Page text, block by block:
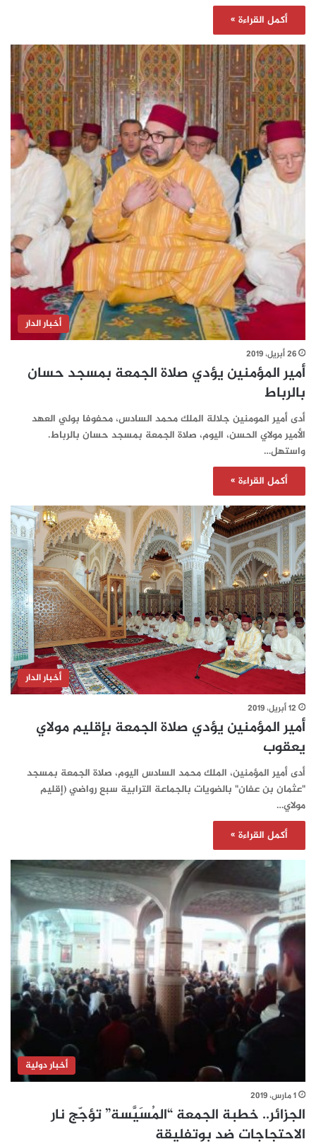
أكمل القراءة »
أخبار الدار
26 أبريل، 2019
أمير المؤمنين يؤدي صلاة الجمعة بمسجد حسان
بالرباط
أدى أمير المومنين جلالة الملك محمد السادس، محفوفا بولي العهد
الأمير مولاي الحسن، اليوم، صلاة الجمعة بمسجد حسان بالرباط.
واستهل…
أكمل القراءة »
أخبار الدار
12 أبريل، 2019
أمير المؤمنين يؤدي صلاة الجمعة بإقليم مولاي
يعقوب
أدى أمير المؤمنين، الملك محمد السادس اليوم، صلاة الجمعة بمسجد
"عثمان بن عفان" بالضويات بالجماعة الترابية سبع رواضي (إقليم
مولاي…
أكمل القراءة »
أخبار دولية
1 مارس، 2019
الجزائر.. خطبة الجمعة “المُسَيَّسة” تؤجّج نار
الاحتجاجات ضد بوتفليقة